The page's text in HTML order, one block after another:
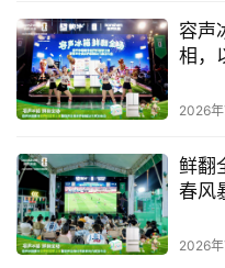
招聘信息分享给C端用户
使其在自身周边快速裂变
岗位，拓宽增收渠道。本
曝光和背书，对微猎头在
不仅如此，据悉斗米还将
论在流量还是品牌知名度
的的传播高地，也将品牌
度。
容声
相，
2026
鲜翻
春风
2026